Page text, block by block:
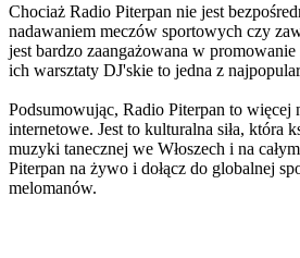
Chociaż Radio Piterpan nie jest
nadawaniem meczów sportowych czy
jest bardzo zaangażowana w promowanie
ich warsztaty DJ'skie to jedna z
Podsumowując, Radio Piterpan to więcej
internetowe. Jest to kulturalna siła, która
muzyki tanecznej we Włoszech i na
Piterpan na żywo i dołącz do globalnej
melomanów.